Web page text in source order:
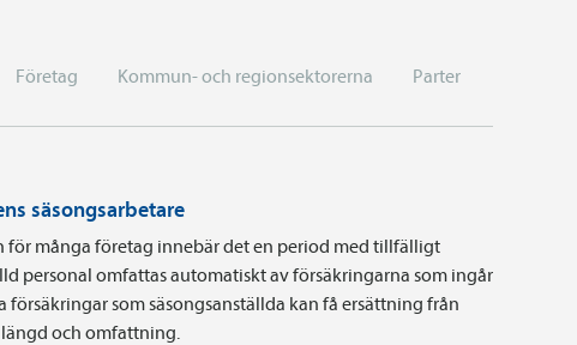
Företag Kommun- och regionsektorerna Parter
säsongsarbetare
för många företag innebär det en period med tillfälligt
personal omfattas automatiskt av försäkringarna som ingår
försäkringar som säsongsanställda kan få ersättning från
och omfattning.